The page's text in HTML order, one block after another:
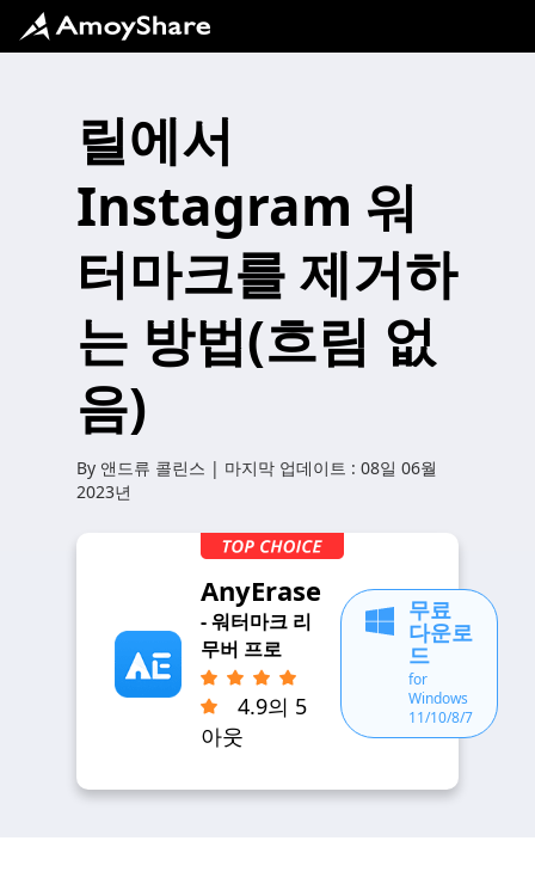
릴에서
Instagram 워
터마크를 제거하
는 방법(흐림 없
음)
By 앤드류 콜린스 | 마지막 업데이트 : 08일 06월
2023년
AnyErase
- 워터마크 리
무버 프로
4.9의 5
아웃
무료
다운로
드
for
Windows
11/10/8/7